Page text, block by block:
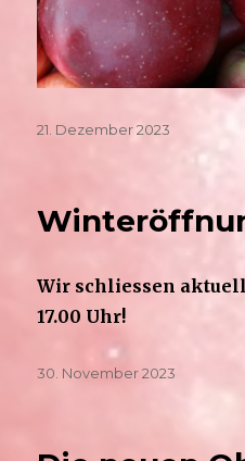
Veröffentlicht
21. Dezember 2023
Wir schliessen
17.00 Uhr!
Veröffentlicht
30. November 2023